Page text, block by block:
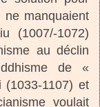
manquaient
(1007/-1072)
au déclin
de «
(1033-1107) et
voulait